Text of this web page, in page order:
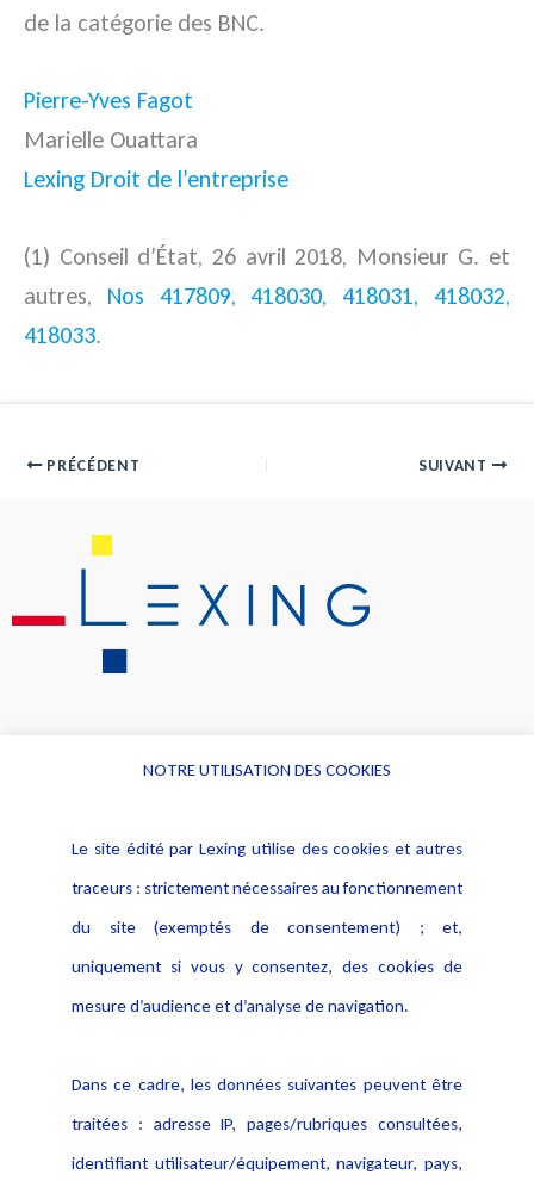
de la catégorie des BNC.
Pierre-Yves Fagot
Marielle Ouattara
Lexing Droit de l’entreprise
(1) Conseil d’État, 26 avril 2018, Monsieur G. et
autres, Nos 417809, 418030, 418031, 418032,
418033.
PRÉCÉDENT SUIVANT
Alerte professionnelle
Déclaration d'accessibilité
Notice Légale
Politique de protection des
données
Publications
NOTRE UTILISATION DES COOKIES
Le site édité par Lexing utilise des cookies et autres
traceurs : strictement nécessaires au fonctionnement
du site (exemptés de consentement) ; et,
uniquement si vous y consentez, des cookies de
mesure d’audience et d’analyse de navigation.
Dans ce cadre, les données suivantes peuvent être
traitées : adresse IP, pages/rubriques consultées,
identifiant utilisateur/équipement, navigateur, pays,